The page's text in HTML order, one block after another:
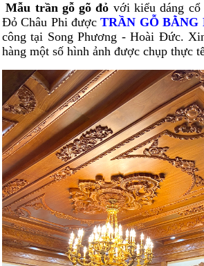
Mẫu trần gỗ gõ đỏ với kiểu dáng
Đỏ Châu Phi đượcTRẦN GỖ BẰNG
công tại Song Phương - Hoài Đức.
hàng một số hình ảnh được chụp thực